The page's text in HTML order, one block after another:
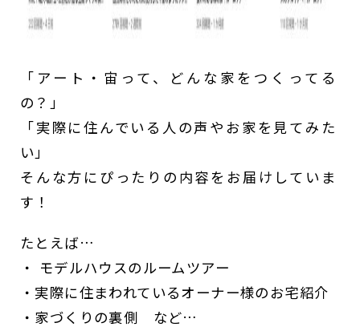
「アート・宙って、どんな家をつくってる
の？」
「実際に住んでいる人の声やお家を見てみた
い」
そんな方にぴったりの内容をお届けしていま
す！
たとえば…
・ モデルハウスのルームツアー
・実際に住まわれているオーナー様のお宅紹介
・家づくりの裏側 など…